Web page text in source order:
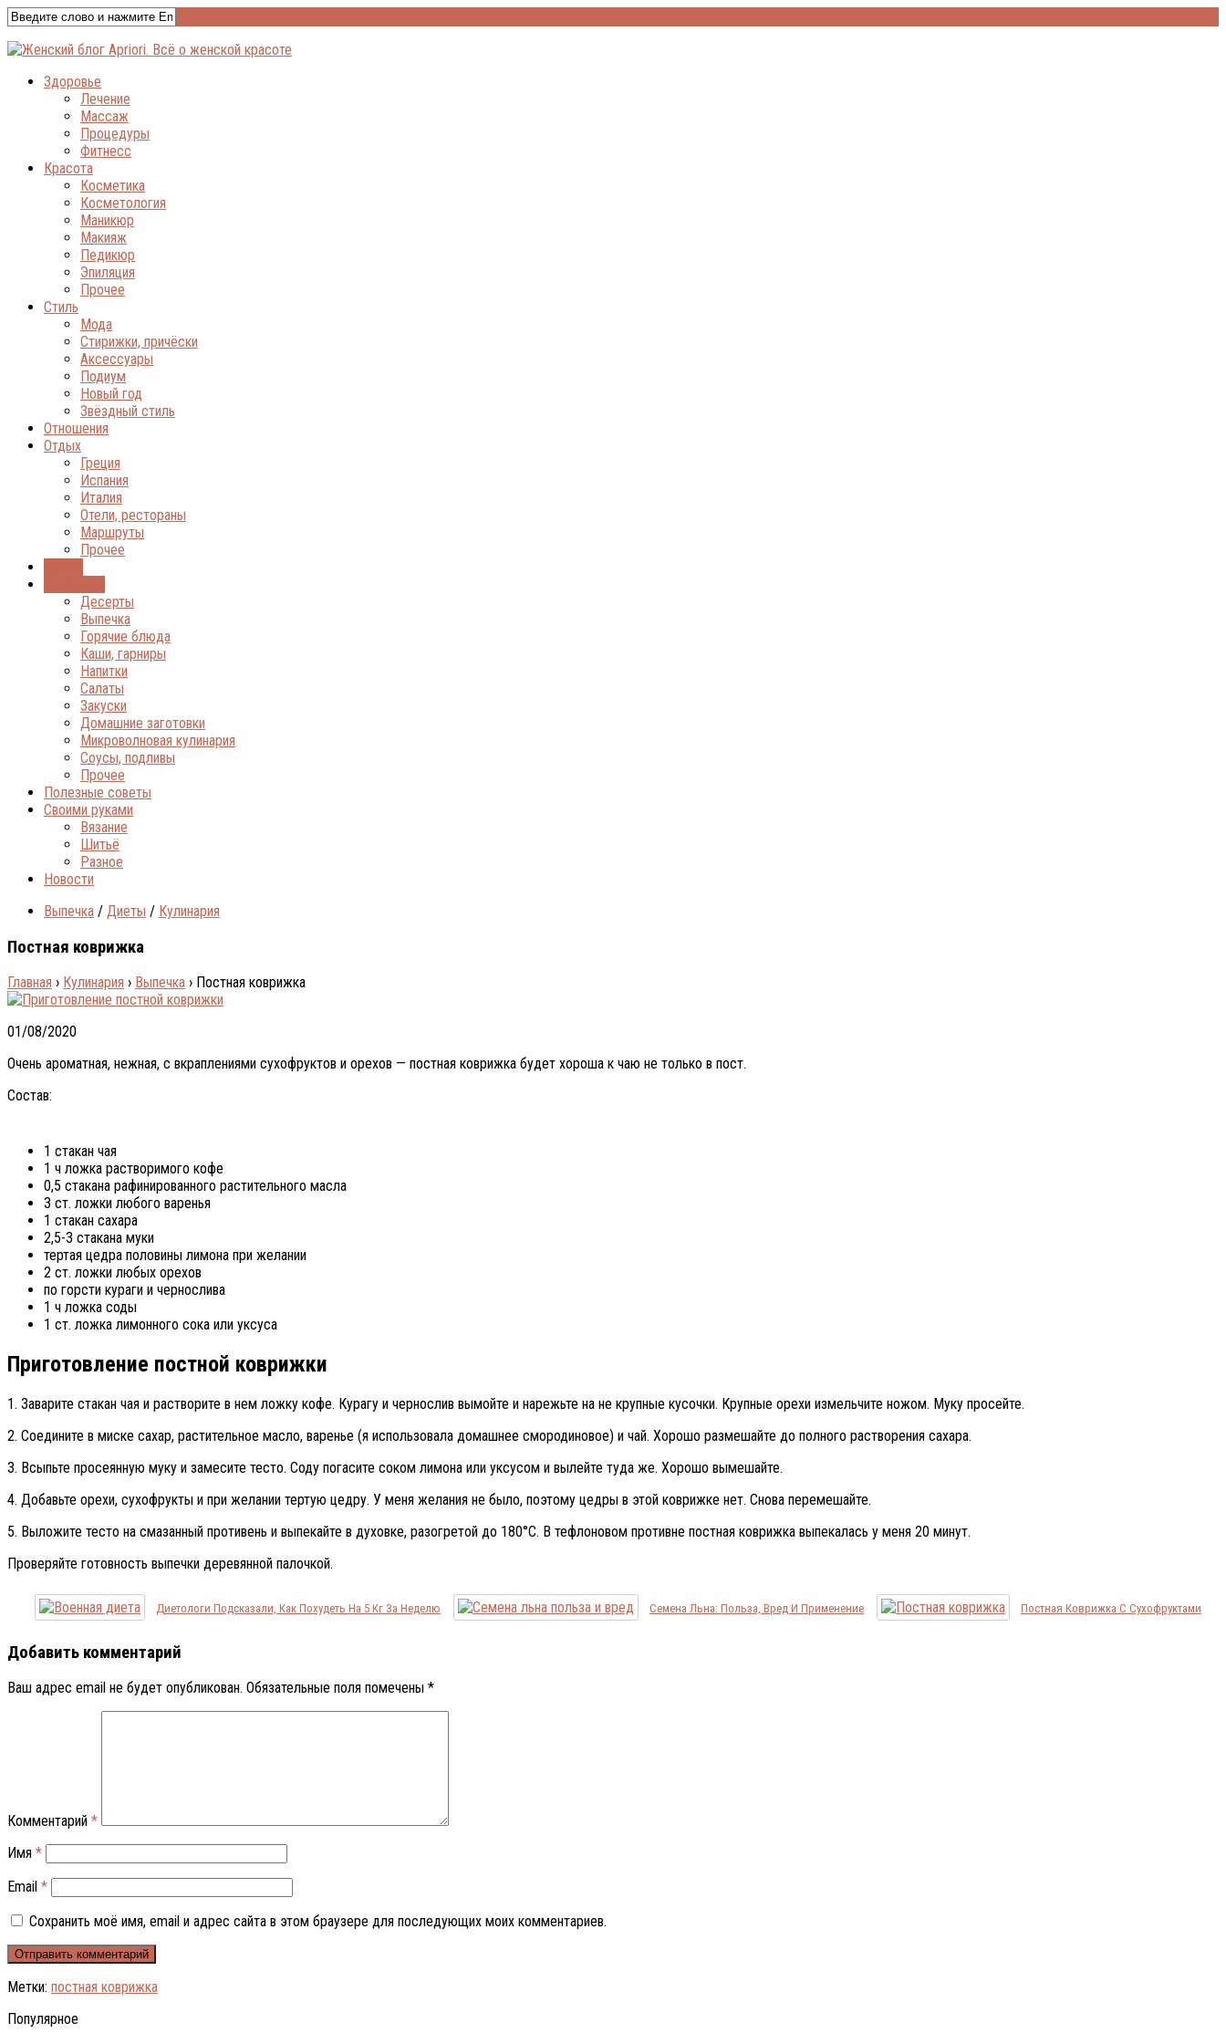
Здоровье
Лечение
Массаж
Процедуры
Фитнесс
Красота
Косметика
Косметология
Маникюр
Макияж
Педикюр
Эпиляция
Прочее
Стиль
Мода
Стирижки, причёски
Аксессуары
Подиум
Новый год
Звёздный стиль
Отношения
Отдых
Греция
Испания
Италия
Отели, рестораны
Маршруты
Прочее
Десерты
Выпечка
Горячие блюда
Каши, гарниры
Напитки
Салаты
Закуски
Домашние заготовки
Микроволновая кулинария
Соусы, подливы
Прочее
Полезные советы
Своими руками
Вязание
Шитьё
Разное
Новости
Выпечка / Диеты / Кулинария
Постная коврижка
Главная › Кулинария › Выпечка › Постная коврижка
01/08/2020
Очень ароматная, нежная, с вкраплениями сухофруктов и орехов — постная коврижка будет хороша к чаю не только в пост.
Состав:
1 стакан чая
1 ч ложка растворимого кофе
0,5 стакана рафинированного растительного масла
3 ст. ложки любого варенья
1 стакан сахара
2,5-3 стакана муки
тертая цедра половины лимона при желании
2 ст. ложки любых орехов
по горсти кураги и чернослива
1 ч ложка соды
1 ст. ложка лимонного сока или уксуса
Приготовление постной коврижки
1. Заварите стакан чая и растворите в нем ложку кофе. Курагу и чернослив вымойте и нарежьте на не крупные кусочки. Крупные орехи измельчите ножом. Муку просейте.
2. Соедините в миске сахар, растительное масло, варенье (я использовала домашнее смородиновое) и чай. Хорошо размешайте до полного растворения сахара.
3. Всыпьте просеянную муку и замесите тесто. Соду погасите соком лимона или уксусом и вылейте туда же. Хорошо вымешайте.
4. Добавьте орехи, сухофрукты и при желании тертую цедру. У меня желания не было, поэтому цедры в этой коврижке нет. Снова перемешайте.
5. Выложите тесто на смазанный противень и выпекайте в духовке, разогретой до 180°C. В тефлоновом противне постная коврижка выпекалась у меня 20 минут.
Проверяйте готовность выпечки деревянной палочкой.
Диетологи Подсказали, Как Похудеть На 5 Кг За Неделю Семена Льна: Польза, Вред И Применение Постная Коврижка С Сухофруктами
Добавить комментарий
Ваш адрес email не будет опубликован. Обязательные поля помечены *
Комментарий *
Имя *
Email *
Сохранить моё имя, email и адрес сайта в этом браузере для последующих моих комментариев.
Метки: постная коврижка
Популярное